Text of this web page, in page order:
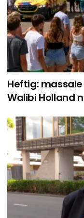
Heftig:
Walibi Holland